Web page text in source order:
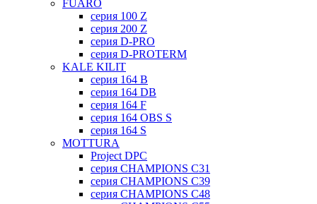
FUARO
серия 100 Z
серия 200 Z
серия D-PRO
серия D-PROTERM
KALE KILIT
серия 164 B
серия 164 DB
серия 164 F
серия 164 OBS S
серия 164 S
MOTTURA
Project DPC
серия CHAMPIONS C31
серия CHAMPIONS C39
серия CHAMPIONS C48